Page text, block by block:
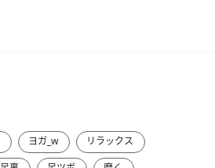
ヨガ_w
リラックス